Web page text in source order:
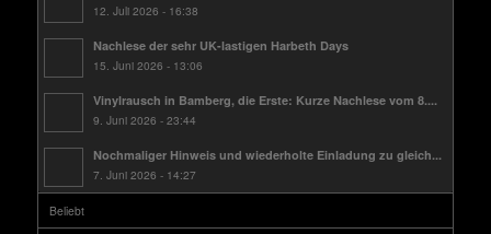
12. Juli 2026 - 16:38
Nachlese der sehr UK-lastigen Harbeth Days
15. Juni 2026 - 13:06
Vinylrausch in Bamberg, die Erste: Kurze Nachlese vom 8....
9. Juni 2026 - 23:44
Nochmaliger Hinweis und wiederholte Einladung zu gleich...
7. Juni 2026 - 14:27
Beliebt